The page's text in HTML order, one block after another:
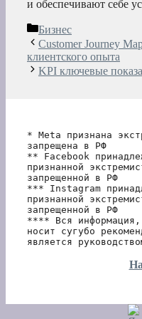
и обеспечивают себе
Рубрики
Бизнес
Customer Journey
клиентского опыта
KPI ключевые
* Meta признана
запрещена в РФ
** Facebook
признанной
запрещенной в РФ
*** Instagram
признанной
запрещенной в РФ
**** Вся информация,
носит сугубо
является